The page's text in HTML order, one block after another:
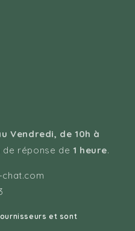
Vendredi, de 10h à
de réponse de 1 heure.
et sont